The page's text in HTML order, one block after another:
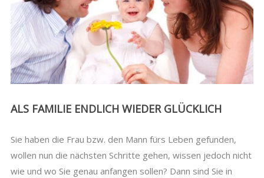
ALS FAMILIE ENDLICH WIEDER GLÜCKLICH
Sie haben die Frau bzw. den Mann fürs Leben gefunden,
wollen nun die nächsten Schritte gehen, wissen jedoch nicht
wie und wo Sie genau anfangen sollen? Dann sind Sie in